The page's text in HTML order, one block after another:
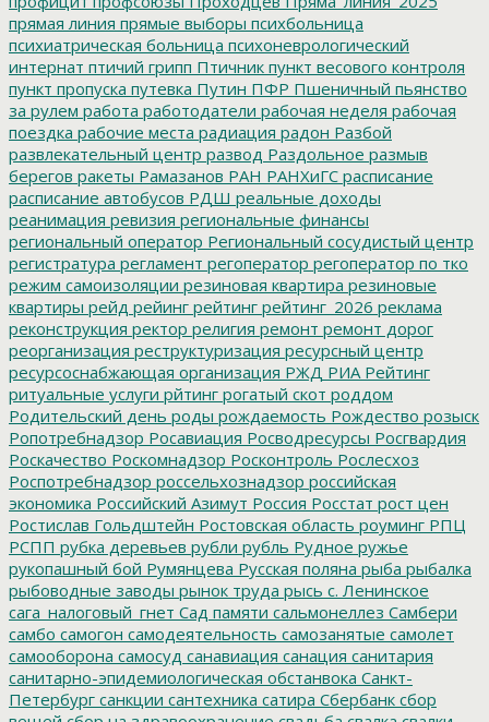
прямая линия прямые выборы психбольница
психиатрическая больница психоневрологический
интернат птичий грипп Птичник пункт весового контроля
пункт пропуска путевка Путин ПФР Пшеничный пьянство
за рулем работа работодатели рабочая неделя рабочая
поездка рабочие места радиация радон Разбой
развлекательный центр развод Раздольное размыв
берегов ракеты Рамазанов РАН РАНХиГС расписание
расписание автобусов РДШ реальные доходы
реанимация ревизия региональные финансы
региональный оператор Региональный сосудистый центр
регистратура регламент регоператор регоператор по тко
режим самоизоляции резиновая квартира резиновые
квартиры рейд рейинг рейтинг рейтинг_2026 реклама
реконструкция ректор религия ремонт ремонт дорог
реорганизация реструктуризация ресурсный центр
ресурсоснабжающая организация РЖД РИА Рейтинг
ритуальные услуги рйтинг рогатый скот роддом
Родительский день роды рождаемость Рождество розыск
Ропотребнадзор Росавиация Росводресурсы Росгвардия
Роскачество Роскомнадзор Росконтроль Рослесхоз
Роспотребнадзор россельхознадзор российская
экономика Российский Азимут Россия Росстат рост цен
Ростислав Гольдштейн Ростовская область роуминг РПЦ
РСПП рубка деревьев рубли рубль Рудное ружье
рукопашный бой Румянцева Русская поляна рыба рыбалка
рыбоводные заводы рынок труда рысь с. Ленинское
сага_налоговый_гнет Сад памяти сальмонеллез Самбери
самбо самогон самодеятельность самозанятые самолет
самооборона самосуд санавиация санация санитария
санитарно-эпидемиологическая обстанвока Санкт-
Петербург санкции сантехника сатира Сбербанк сбор